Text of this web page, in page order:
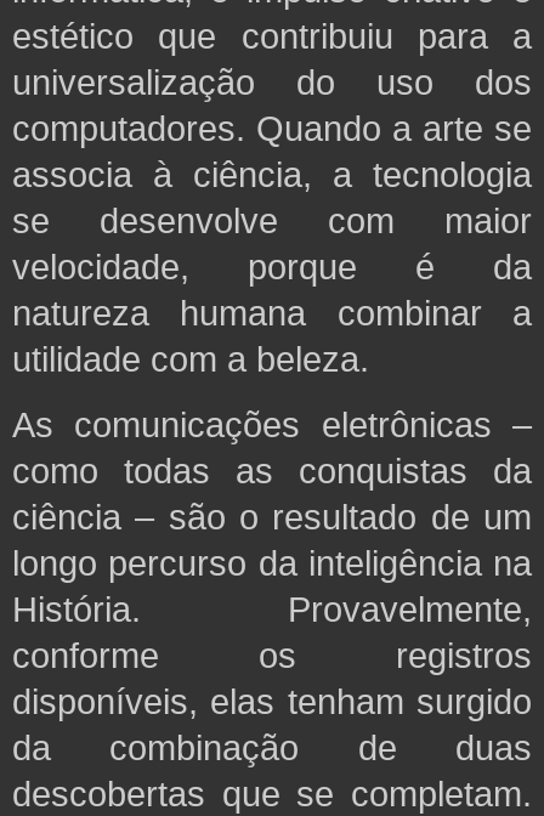
estético que contribuiu para a
universalização do uso dos
computadores. Quando a arte se
associa à ciência, a tecnologia
se desenvolve com maior
velocidade, porque é da
natureza humana combinar a
utilidade com a beleza.
As comunicações eletrônicas –
como todas as conquistas da
ciência – são o resultado de um
longo percurso da inteligência na
História. Provavelmente,
conforme os registros
disponíveis, elas tenham surgido
da combinação de duas
descobertas que se completam.